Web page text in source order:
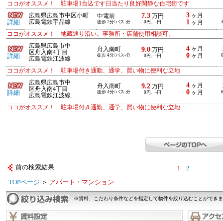
ココがオススメ！ 駐車場1台込です日当たり良好閑静な住宅街です
詳細
広島県広島市中区小町
広島電鉄宇品線
中電前
徒歩 7分/バス-分
7.3万円
0円、-円
3 ヶ月
1 ヶ月
ココがオススメ！ 地蔵通り沿い。事務所・店舗使用相談可。
詳細
広島県広島市中
区舟入南4丁目
広島電鉄江波線
舟入南町
徒歩 4分/バス-分
9.0万円
0円、-円
4 ヶ月
0 ヶ月
ココがオススメ！ 駐車場付き通勤、通学、買い物に便利な立地
詳細
広島県広島市中
区舟入南4丁目
広島電鉄江波線
舟入南町
徒歩 4分/バス-分
9.2万円
0円、-円
4 ヶ月
0 ヶ月
ココがオススメ！ 駐車場付き通勤、通学、買い物に便利な立地
前の検索結果 1 2
TOPページ ＞ アパート・マンション
※賃料、こだわり条件などを指定して物件を絞り込むことができ